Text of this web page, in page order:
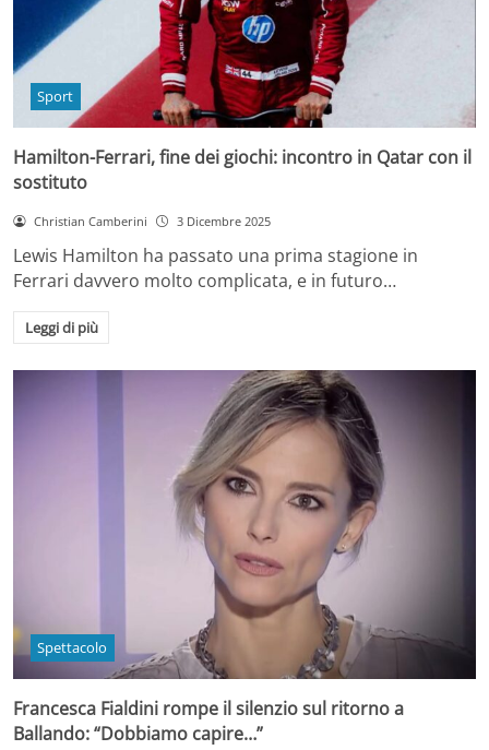
Sport
Hamilton-Ferrari, fine dei giochi: incontro in Qatar con il
sostituto
Christian Camberini 3 Dicembre 2025
Lewis Hamilton ha passato una prima stagione in
Ferrari davvero molto complicata, e in futuro…
Leggi di più
Spettacolo
Francesca Fialdini rompe il silenzio sul ritorno a
Ballando: “Dobbiamo capire…”